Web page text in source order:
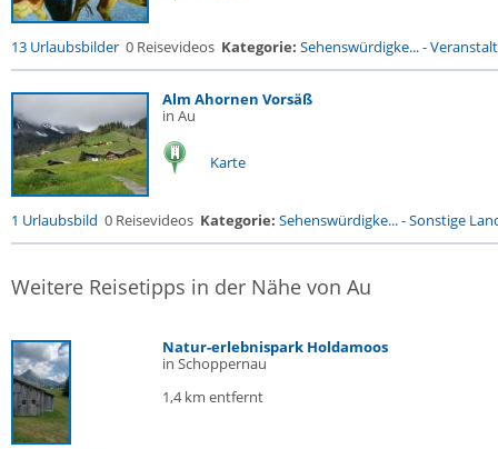
13 Urlaubsbilder 0 Reisevideos Kategorie: Sehenswürdigke...-
Alm Ahornen Vorsäß
in Au
Karte
1 Urlaubsbild 0 Reisevideos Kategorie: Sehenswürdigke...-Sonstige
Weitere Reisetipps in der Nähe von Au
Natur-erlebnispark Holdamoos
in Schoppernau
1,4 km entfernt